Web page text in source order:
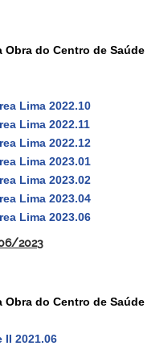
do Centro de Saúde
Lima 2022.10
Lima 2022.11
Lima 2022.12
Lima 2023.01
Lima 2023.02
Lima 2023.04
Lima 2023.06
2023
do Centro de Saúde
II 2021.06